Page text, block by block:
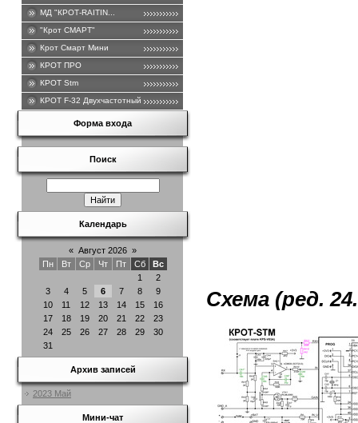
МД "КРОТ-RAITIN...
"Крот СМАРТ"
Крот Смарт Мини
КРОТ ПРО
КРОТ Stm
КРОТ F-32 Двухчастотный .
Форма входа
Поиск
Календарь
« Август 2026 »
Пн
Вт Ср Чт Пт Сб
Вс
1
2
3
4 5 6 7 8
9
10
11 12 13 14 15
16
17
18 19 20 21 22
23
24
25 26 27 28 29
30
31
Архив записей
2023 Май
Мини-чат
Схема (ред.